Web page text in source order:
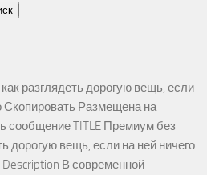
разглядеть дорогую вещь, если
Скопировать Размещена на
сообщение TITLE Премиум без
дорогую вещь, если на ней ничего
В современной